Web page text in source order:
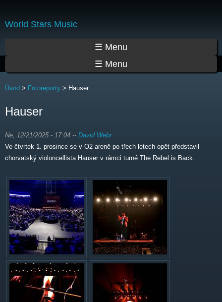
World Stars Music
☰ Menu
☰ Menu
Jste zde
Úvod > Fotoreporty > Hauser
Hauser
Ne, 12/21/2025 - 17:04 -- David Webr
Ve čtvrtek 1. prosince se v O2 areně po třech letech opět představil
chorvatský violoncellista Hauser v rámci turné The Rebel is Back.